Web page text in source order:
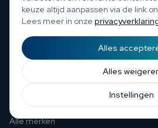
Bespaar tot €1.200 per jaar
Gratis scan of plan direct een afspraak
keuze altijd aanpassen via de link
Lees meer in onze
Instellingen
Alles
Alles
Laadpaal offerte
Laadpalen vergelijken
Alle laadpalen
Alle merken